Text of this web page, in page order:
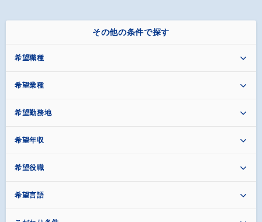
その他の条件で探す
希望職種
希望業種
希望勤務地
希望年収
希望役職
希望言語